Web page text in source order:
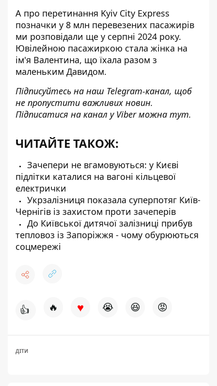
А про перетинання Kyiv City Express
позначки у 8 млн перевезених пасажирів
ми розповідали ще у серпні 2024 року.
Ювілейною пасажиркою стала жінка на
ім'я Валентина, що їхала разом з
маленьким Давидом.
Підписуйтесь на наш Telegram-канал, щоб
не пропустити важливих новин.
Підписатися на канал у Viber можна тут.
ЧИТАЙТЕ ТАКОЖ:
Зачепери не вгамовуються: у Києві
підлітки каталися на вагоні кільцевої
електрички
Укрзалізниця показала суперпотяг Київ-
Чернігів із захистом проти зачеперів
До Київської дитячої залізниці прибув
тепловоз із Запоріжжя - чому обурюються
соцмережі
👍 🔥 ♥ 😭 😆 😡
ДІТИ